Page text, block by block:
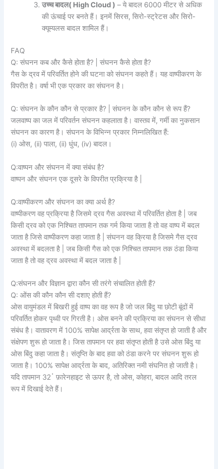
उच्च बादल( High Cloud ) – ये बादल 6000 मीटर से अधिक
की ऊंचाई पर बनते हैं। इनमें सिरस, सिरो-स्ट्रेटस और सिरो-
क्यूम्यलस बादल शामिल हैं।
FAQ
Q: संघनन कब और कैसे होता है? | संघनन कैसे होता है?
गैस के द्रव में परिवर्तित होने की घटना को संघनन कहते हैं। यह वाष्पीकरण के
विपरीत है। वर्षा भी एक प्रकार का संघनन है।
Q: संघनन के कौन कौन से प्रकार है? | संघनन के कौन कौन से रूप हैं?
जलवाष्प का जल में परिवर्तन संघनन कहलाता है। वास्तव में, गर्मी का नुकसान
संघनन का कारण है। संघनन के विभिन्न प्रकार निम्नलिखित हैं:
(i) ओस, (ii) पाला, (ii) धुंध, (iv) बादल।
Q:वाष्पन और संघनन में क्या संबंध है?
वाष्पन और संघनन एक दूसरे के विपरीत प्रक्रिया है |
Q:वाष्पीकरण और संघनन का क्या अर्थ है?
वाष्पीकरण वह प्रक्रिया है जिसमे द्रव गैस अवस्था में परिवर्तित होता है | जब
किसी द्रव को एक निश्चित तापमान तक गर्म किया जाता है तो वह वाष्प में बदल
जाता है जिसे वाष्पीकरण कहा जाता है | संघनन वह क्रिया है जिसमे गैस द्रव
अवस्था में बदलता है | जब किसी गैस को एक निश्चित तापमान तक ठंडा किया
जाता है तो वह द्रव अवस्था में बदल जाता है |
Q:संघनन और विज्ञान द्वारा कौन सी तरंगे संचालित होती हैं?
Q: ओंस की कौन कौन सी दशाए होती हैं?
ओस वायुमंडल में बिखरी हुई वाष्प का वह रूप है जो जल बिंदु या छोटी बूंदों में
परिवर्तित होकर पृथ्वी पर गिरती है। ओस बनने की प्रक्रिया का संघनन से सीधा
संबंध है। वातावरण में 100% सापेक्ष आर्द्रता के साथ, हवा संतृप्त हो जाती है और
संक्षेपण शुरू हो जाता है। जिस तापमान पर हवा संतृप्त होती है उसे ओस बिंदु या
ओस बिंदु कहा जाता है। संतृप्ति के बाद हवा को ठंडा करने पर संघनन शुरू हो
जाता है। 100% सापेक्ष आर्द्रता के बाद, अतिरिक्त नमी संघनित हो जाती है।
यदि तापमान 32ॱ फ़ारेनहाइट से ऊपर है, तो ओस, कोहरा, बादल आदि तरल
रूप में दिखाई देते हैं।